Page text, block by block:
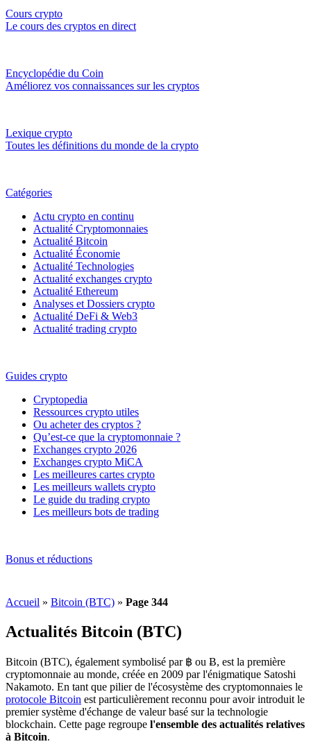
Cours crypto
Le cours des cryptos en direct
Encyclopédie du Coin
Améliorez vos connaissances sur les cryptos
Lexique crypto
Toutes les définitions du monde de la crypto
Catégories
Actu crypto en continu
Actualité Cryptomonnaies
Actualité Bitcoin
Actualité Économie
Actualité Technologies
Actualité exchanges crypto
Actualité Ethereum
Analyses et Dossiers crypto
Actualité DeFi & Web3
Actualité trading crypto
Guides crypto
Cryptopedia
Ressources crypto utiles
Ou acheter des cryptos ?
Qu’est-ce que la cryptomonnaie ?
Exchanges crypto 2026
Exchanges crypto MiCA
Les meilleures cartes crypto
Les meilleurs wallets crypto
Le guide du trading crypto
Les meilleurs bots de trading
Bonus et réductions
Accueil » Bitcoin (BTC) » Page 344
Actualités Bitcoin (BTC)
Bitcoin (BTC), également symbolisé par ฿ ou Ƀ, est la première
cryptomonnaie au monde, créée en 2009 par l'énigmatique Satoshi
Nakamoto. En tant que pilier de l'écosystème des cryptomonnaies le
protocole Bitcoin est particulièrement reconnu pour avoir introduit le
premier système d'échange de valeur basé sur la technologie
blockchain. Cette page regroupe l'ensemble des actualités relatives
à Bitcoin.